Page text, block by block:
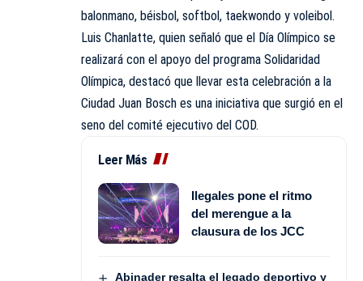
balonmano, béisbol, softbol, taekwondo y voleibol.
Luis Chanlatte, quien señaló que el Día Olímpico se
realizará con el apoyo del programa Solidaridad
Olímpica, destacó que llevar esta celebración a la
Ciudad Juan Bosch es una iniciativa que surgió en el
seno del comité ejecutivo del COD.
Leer Más
Ilegales pone el ritmo
del merengue a la
clausura de los JCC
Abinader resalta el legado deportivo y